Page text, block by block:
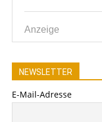
NEWSLETTER
E-Mail-Adresse